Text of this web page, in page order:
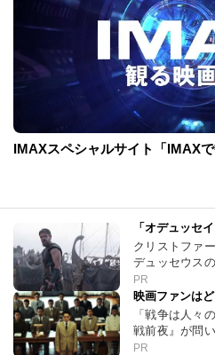
IMAXスペシャルサイト「IMAX
「オデュッセ
クリストファ
デュッセウス
PR
映画ファンは
「戦争は人々
戦前夜』が問
PR